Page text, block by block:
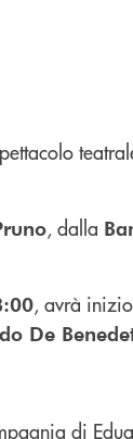
, dalla
, avrà
De